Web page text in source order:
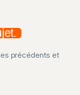
précédents et